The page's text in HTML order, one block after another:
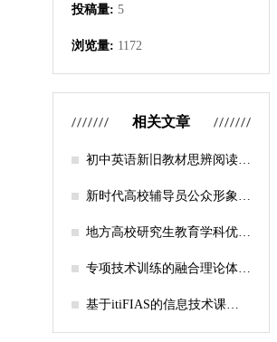
投稿量: 5
浏览量: 1172
相关文章
初中英语新旧教材思辨阅读任
新时代高校辅导员公众形象塑
地方高校研究生教育学科优化
径探析
专项技术训练的融合理论体系
基于itiFIAS的信息技术课堂